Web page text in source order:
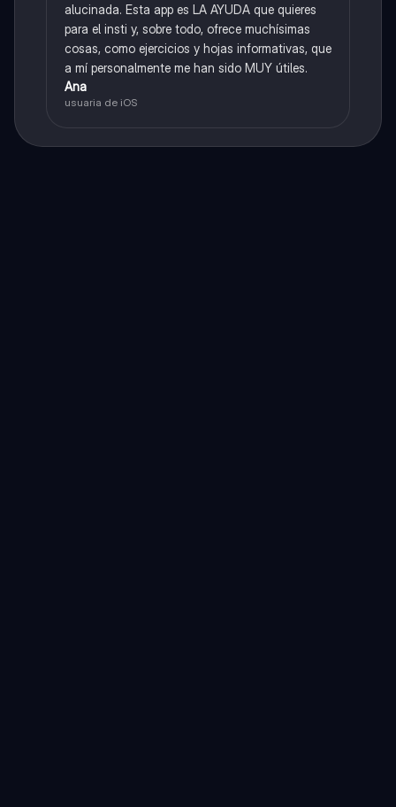
alucinada. Esta app es LA AYUDA que quieres
para el insti y, sobre todo, ofrece muchísimas
cosas, como ejercicios y hojas informativas, que
a mí personalmente me han sido MUY útiles.
Ana
usuaria de iOS